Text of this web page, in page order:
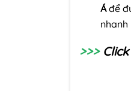
Áđể
nhanh
>>>Click